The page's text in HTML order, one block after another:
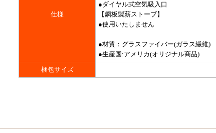
仕様
●ダイヤル式空気吸入口
【鋼板製薪ストーブ】
●使用いたしません
●材質：グラスファイバー(ガラス繊維)
●生産国:アメリカ(オリジナル商品)
梱包サイズ